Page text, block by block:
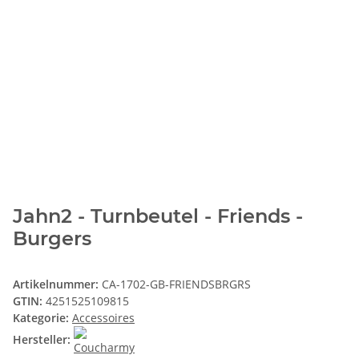
Jahn2 - Turnbeutel - Friends -
Burgers
Artikelnummer: CA-1702-GB-FRIENDSBRGRS
GTIN: 4251525109815
Kategorie: Accessoires
Hersteller: